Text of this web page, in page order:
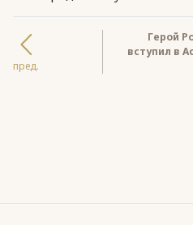
пред.
Герой
вступил в